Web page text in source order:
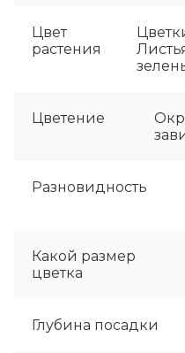
Цвет
растения
Цветение
Разновидность
Какой размер
цветка
Глубина посадки